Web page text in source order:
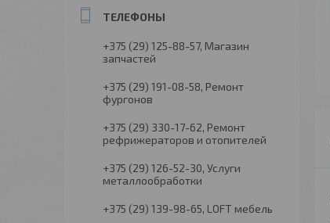
+375 (29) 125-88-57 Магазин
запчастей
+375 (29) 191-08-58 Ремонт
фургонов
+375 (29) 330-17-62 Ремонт
рефрижераторов и отопителей
+375 (29) 126-52-30 Услуги
металлообработки
+375 (29) 139-98-65 LOFT мебель